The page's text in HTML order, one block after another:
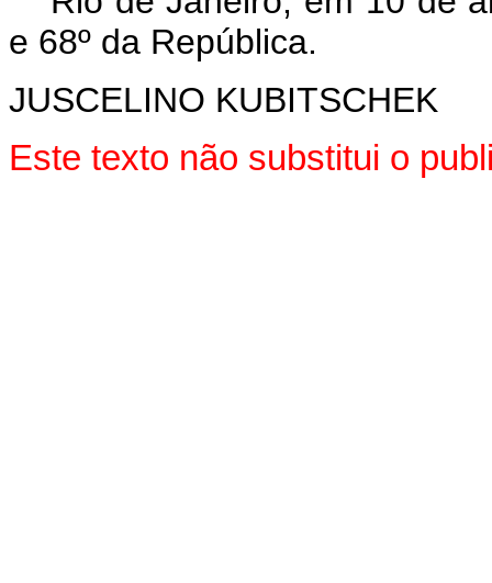
e 68º da República.
JUSCELINO KUBITSCHEK
Este texto não substitui o